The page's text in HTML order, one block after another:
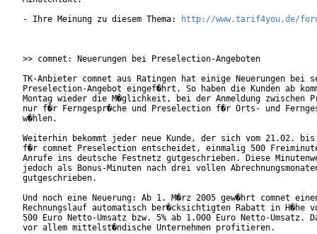
- Ihre Meinung zu diesem Thema:
http://www.tarif4you.de/
>> comnet: Neuerungen bei Preselection-Angeboten
TK-Anbieter comnet aus Ratingen hat einige Neuerungen bei
Preselection-Angebot eingef�hrt. So haben die Kunden ab
Montag wieder die M�glichkeit, bei der Anmeldung zwischen
nur f�r Ferngespr�che und Preselection f�r Orts- und
w�hlen.
Weiterhin bekommt jeder neue Kunde, der sich vom 21.02. bis
f�r comnet Preselection entscheidet, einmalig 500
Anrufe ins deutsche Festnetz gutgeschrieben. Diese
jedoch als Bonus-Minuten nach drei vollen
gutgeschrieben.
Und noch eine Neuerung: Ab 1. M�rz 2005 gew�hrt comnet
Rechnungslauf automatisch ber�cksichtigten Rabatt in H�he
500 Euro Netto-Umsatz bzw. 5% ab 1.000 Euro Netto-Umsatz.
vor allem mittelst�ndische Unternehmen profitieren.